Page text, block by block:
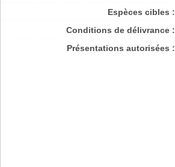
Espèces cibles :
Conditions de délivrance :
Présentations autorisées :